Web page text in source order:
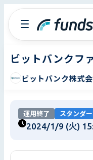
ビットバンクフ
ビットバンク株式
運用終了 スタンダ
2024/1/9 (火)